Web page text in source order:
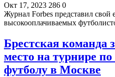
Окт 17, 2023 286 0
Журнал Forbes представил
высокооплачиваемых
Брестская команда
место на турнире
футболу в Москве